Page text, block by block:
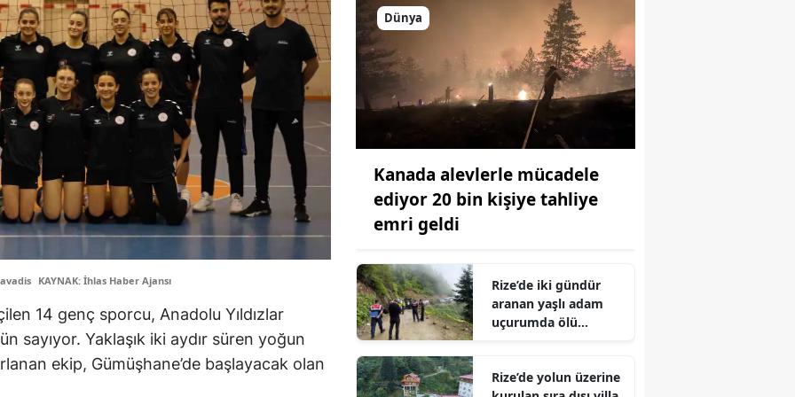
KAYNAK: İhlas Haber Ajansı
14 genç sporcu, Anadolu Yıldızlar
sayıyor. Yaklaşık iki aydır süren yoğun
ekip, Gümüşhane’de başlayacak olan
Dünya
Kanada alevlerle mücadele
ediyor 20 bin kişiye tahliye
emri geldi
Rize’de iki gündür
aranan yaşlı adam
uçurumda ölü
Rize’de yolun üzerine